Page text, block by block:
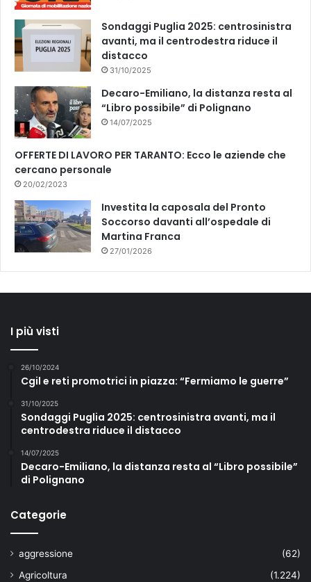
Sondaggi Puglia 2025: centrosinistra
avanti, ma il centrodestra riduce il
distacco
31/10/2025
Decaro-Emiliano, la distanza resta al
“Libro possibile” di Polignano
14/07/2025
OFFERTE DI LAVORO PER TARANTO: Ecco le aziende che
cercano personale
20/02/2023
Investita la caposala del Pronto
Soccorso davanti all’ospedale di
Martina Franca
27/01/2026
I più visti
26/10/2024
Cgil e reti promotrici in piazza: “Fermiamo le guerre”
31/10/2025
Sondaggi Puglia 2025: centrosinistra avanti, ma il
centrodestra riduce il distacco
14/07/2025
Decaro-Emiliano, la distanza resta al “Libro possibile”
di Polignano
Categorie
aggressione
(62)
Agricoltura
(1.224)